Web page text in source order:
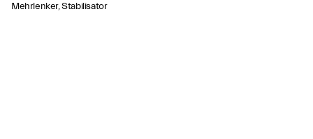
Mehrlenker, Stabilisator